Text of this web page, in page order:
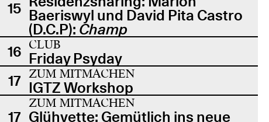
15 Baeriswyl und David Pita Castro
(D.C.P): Champ
16 CLUB
Friday Psyday
17 ZUM MITMACHEN
IGTZ Workshop
17
ZUM MITMACHEN
Glühvette: Gemütlich ins neue